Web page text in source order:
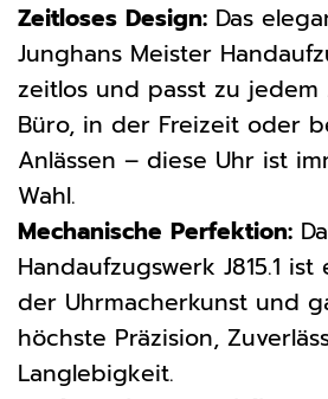
Zeitloses Design: Das
Junghans Meister
zeitlos und passt zu jedem
Büro, in der Freizeit oder
Anlässen – diese Uhr ist
Wahl.
Mechanische Perfektion:
Handaufzugswerk J815.1
der Uhrmacherkunst und
höchste Präzision,
Langlebigkeit.